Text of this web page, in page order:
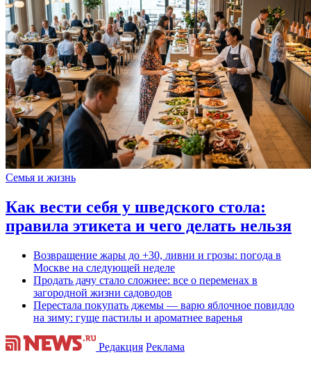
Семья и жизнь
Как вести себя у шведского стола:
правила этикета и чего делать нельзя
Возвращение жары до +30, ливни и грозы: погода в
Москве на следующей неделе
Продать дачу стало сложнее: все о переменах в
загородной жизни садоводов
Перестала покупать джемы — варю яблочное повидло
на зиму: гуще пастилы и ароматнее варенья
Редакция Реклама